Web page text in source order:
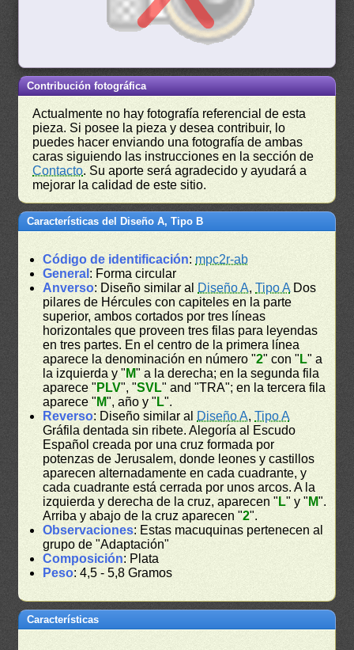
Contribución fotográfica
Actualmente no hay fotografía referencial de esta
pieza. Si posee la pieza y desea contribuir, lo
puedes hacer enviando una fotografía de ambas
caras siguiendo las instrucciones en la sección de
Contacto. Su aporte será agradecido y ayudará a
mejorar la calidad de este sitio.
Características del Diseño A, Tipo B
Código de identificación: mpc2r-ab
General : Forma circular
Anverso: Diseño similar al Diseño A,Tipo ADos
pilares de Hércules con capiteles en la parte
superior, ambos cortados por tres líneas
horizontales que proveen tres filas para leyendas
en tres partes. En el centro de la primera línea
aparece la denominación en número "2" con " L" a
la izquierda y " M" a la derecha; en la segunda fila
aparece " PLV", "SVL" and "TRA"; en la tercera fila
aparece " M", año y " L".
Reverso: Diseño similar al Diseño A,Tipo A
Gráfila dentada sin ribete. Alegoría al Escudo
Español creada por una cruz formada por
potenzas de Jerusalem, donde leones y castillos
aparecen alternadamente en cada cuadrante, y
cada cuadrante está cerrada por unos arcos. A la
izquierda y derecha de la cruz, aparecen " L" y " M".
Arriba y abajo de la cruz aparecen "2".
Observaciones: Estas macuquinas pertenecen al
grupo de "Adaptación"
Composición: Plata
Peso: 4,5 - 5,8 Gramos
Características